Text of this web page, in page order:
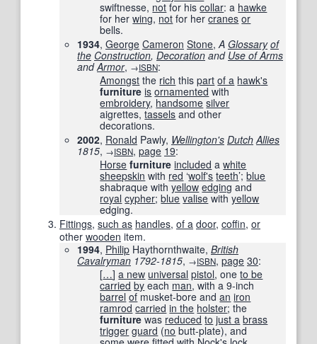
swiftnesse, not for hiscollar: a hawke
for herwing, not for hercranes or
bells.
1934, George Cameron Stone,A Glossary of
the Construction, Decoration and Use of Arms
andArmor, →ISBN:
Amongst the rich thispart of a hawk's
furniture is ornamented with
embroidery, handsome silver
aigrettes,tassels and other
decorations.
2002, Ronald Pawly, Wellington's Dutch Allies
1815, →ISBN, page 19:
Horse furniture included awhite
sheepskin with red ‘wolf's teeth’;blue
shabraque withyellow edging and
royal cypher;blue valise withyellow
edging.
Fittings, such as handles, of a door, coffin, or
other wooden item.
1994, Philip Haythornthwaite, British
Cavalryman 1792-1815, →ISBN, page 30:
[…] a new universal pistol, oneto be
carried by each man, with a 9-inch
barrel of musket-bore andan iron
ramrod carried in the holster; the
furniture was reduced to just a brass
trigger guard (no butt-plate), and